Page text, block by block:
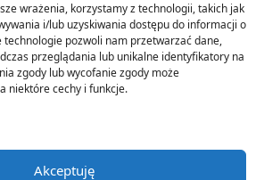
wrażenia, korzystamy z technologii, takich jak
i/lub uzyskiwania dostępu do informacji o
technologie pozwoli nam przetwarzać dane,
przeglądania lub unikalne identyfikatory na
zgody lub wycofanie zgody może
niektóre cechy i funkcje.
Akceptuję
stylizacji
ubrań, eksperymentuj ze
łączyć różne części garderoby w
Możesz być zaskoczony/a,